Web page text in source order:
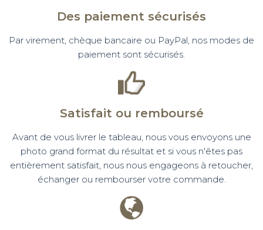
Des paiement sécurisés
Par virement, chèque bancaire ou PayPal, nos modes de
paiement sont sécurisés.
Satisfait ou remboursé
Avant de vous livrer le tableau, nous vous envoyons une
photo grand format du résultat et si vous n'êtes pas
entièrement satisfait, nous nous engageons à retoucher,
échanger ou rembourser votre commande.